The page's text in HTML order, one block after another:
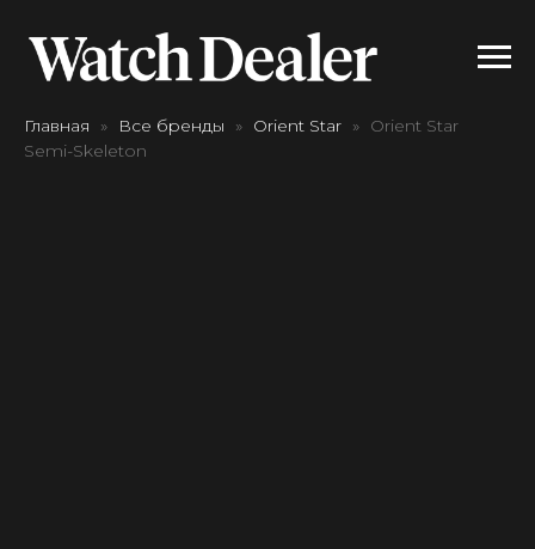
Главная Все бренды Orient Star
Orient Star
Semi-Skeleton